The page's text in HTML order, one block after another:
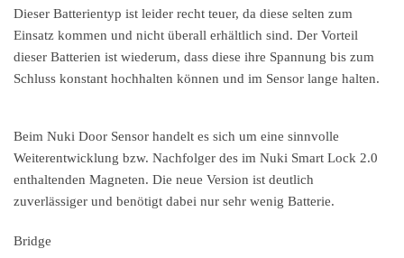
Dieser Batterientyp ist leider recht teuer, da diese selten zum
Einsatz kommen und nicht überall erhältlich sind. Der Vorteil
dieser Batterien ist wiederum, dass diese ihre Spannung bis zum
Schluss konstant hochhalten können und im Sensor lange halten.
Beim Nuki Door Sensor handelt es sich um eine sinnvolle
Weiterentwicklung bzw. Nachfolger des im Nuki Smart Lock 2.0
enthaltenden Magneten. Die neue Version ist deutlich
zuverlässiger und benötigt dabei nur sehr wenig Batterie.
Bridge